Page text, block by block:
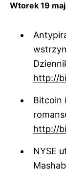
Wtorek 19
http://
Bitcoin
http://
NYSE